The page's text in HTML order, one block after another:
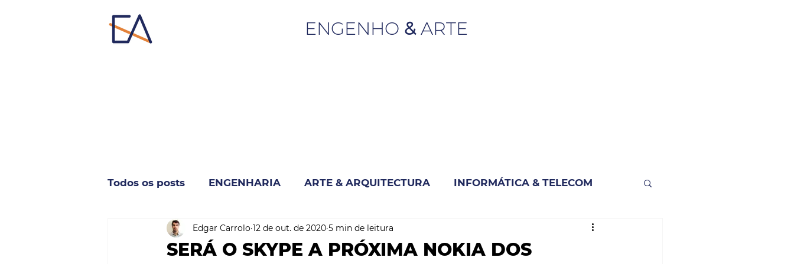
ENGENHO &ARTE
Todos os posts ENGENHARIA ARTE & ARQUITECTURA INFORMÁTICA & TELECOM
INDUSTRIA & NEGÓCIO INOVAÇÃO & SUSTENTABILIDADE
SERÁ O SKYPE A PRÓXIMA NOKIA DOS
Edgar Carrolo 12 de out. de 2020 5 min de leitura